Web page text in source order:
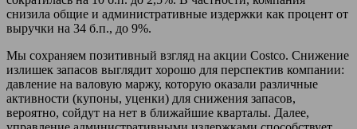
снизила общие и административные издержки как процент от
выручки на 34 б.п., до 9%.
Мы сохраняем позитивный взгляд на акции Costco. Снижение
излишек запасов выглядит хорошо для перспектив компании:
давление на валовую маржу, которую оказали различные
активности (купоны, уценки) для снижения запасов,
вероятно, сойдут на нет в ближайшие кварталы. Далее,